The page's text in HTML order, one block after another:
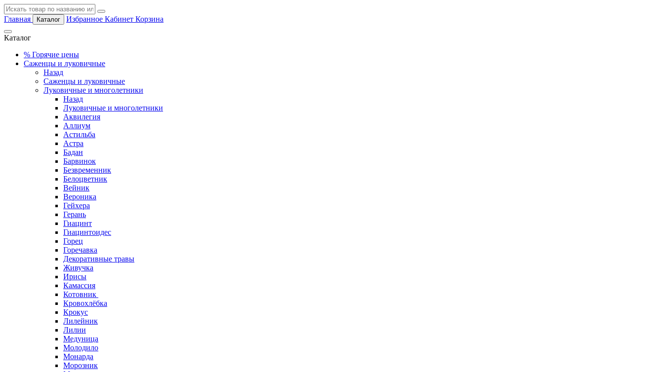
Главная Каталог Избранное Кабинет Корзина
Каталог
% Горячие цены
Саженцы и луковичные
Назад
Саженцы и луковичные
Луковичные и многолетники
Назад
Луковичные и многолетники
Аквилегия
Аллиум
Астильба
Астра
Бадан
Барвинок
Безвременник
Белоцветник
Вейник
Вероника
Гейхера
Герань
Гиацинт
Гиацинтоидес
Горец
Горечавка
Декоративные травы
Живучка
Ирисы
Камассия
Котовник
Кровохлёбка
Крокус
Лилейник
Лилии
Медуница
Молодило
Монарда
Морозник